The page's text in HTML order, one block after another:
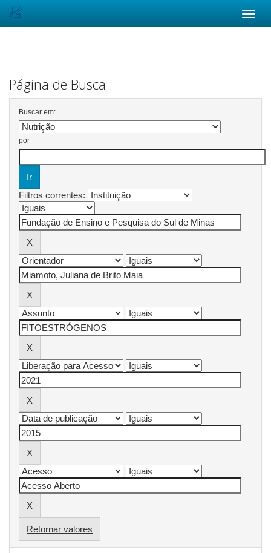
Página de Busca
Buscar em:
por
Filtros correntes:
Retornar valores